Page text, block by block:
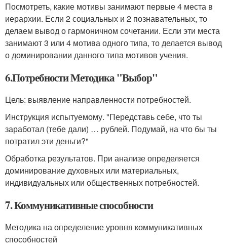
Посмотреть, какие мотивы занимают первые 4 места в
иерархии. Если 2 социальных и 2 познавательных, то
делаем вывод о гармоничном сочетании. Если эти места
занимают 3 или 4 мотива одного типа, то делается вывод
о доминировании данного типа мотивов учения.
6.Потребности Методика "Выбор"
Цель: выявление направленности потребностей.
Инструкция испытуемому. "Передставь себе, что ты
заработал (тебе дали) … рублей. Подумай, на что бы ты
потратил эти деньги?"
Обработка результатов. При анализе определяется
доминирование духовных или материальных,
индивидуальных или общественных потребностей.
7. Коммуникативные способности
Методика на определение уровня коммуникативных
способностей